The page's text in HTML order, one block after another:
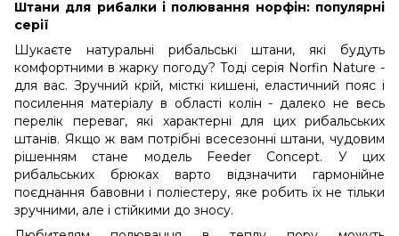
Штани для рибалки і полювання норфін: популярні
серії
Шукаєте натуральні рибальські штани, які будуть
комфортними в жарку погоду? Тоді серія Norfin Nature -
для вас. Зручний крій, місткі кишені, еластичний пояс і
посилення матеріалу в області колін - далеко не весь
перелік переваг, які характерні для цих рибальських
штанів. Якщо ж вам потрібні всесезонні штани, чудовим
рішенням стане модель Feeder Concept. У цих
рибальських брюках варто відзначити гармонійне
поєднання бавовни і поліестеру, яке робить їх не тільки
зручними, але і стійкими до зносу.